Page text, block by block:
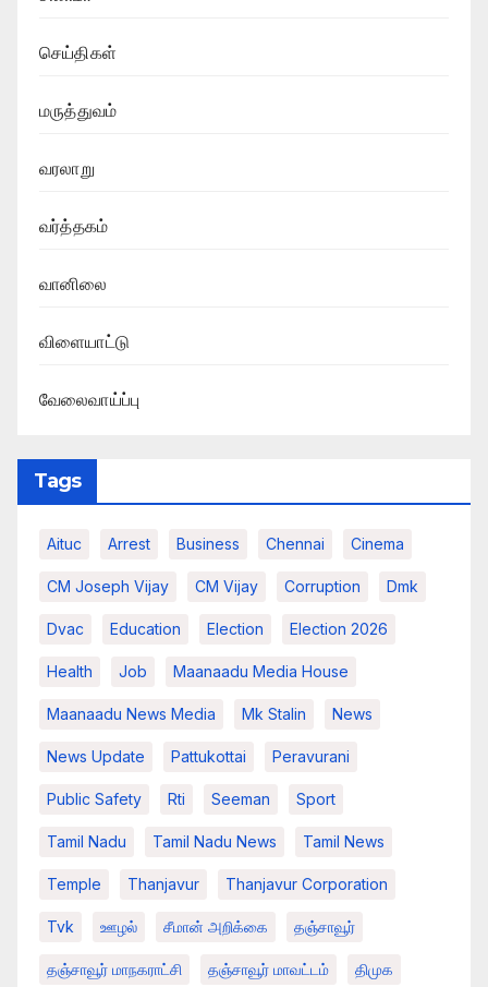
செய்திகள்
மருத்துவம்
வரலாறு
வர்த்தகம்
வானிலை
விளையாட்டு
வேலைவாய்ப்பு
Tags
Aituc Arrest Business Chennai Cinema
CM Joseph Vijay CM Vijay Corruption Dmk
Dvac Education Election Election 2026
Health Job Maanaadu Media House
Maanaadu News Media Mk Stalin News
News Update Pattukottai Peravurani
Public Safety Rti Seeman Sport
Tamil Nadu Tamil Nadu News Tamil News
Temple Thanjavur Thanjavur Corporation
Tvk ஊழல் சீமான் அறிக்கை தஞ்சாவூர்
தஞ்சாவூர் மாநகராட்சி தஞ்சாவூர் மாவட்டம் திமுக